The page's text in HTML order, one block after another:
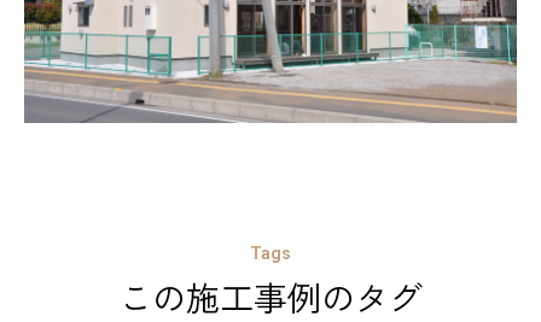
Tags
この施工事例のタグ